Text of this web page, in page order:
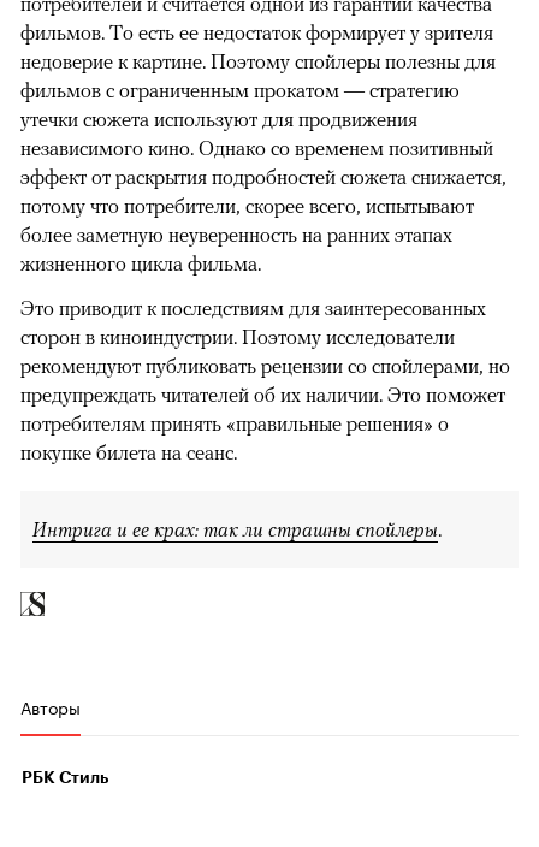
фильмов. То есть ее недостаток формирует у зрителя
недоверие к картине. Поэтому спойлеры полезны для
фильмов с ограниченным прокатом — стратегию
утечки сюжета используют для продвижения
независимого кино. Однако со временем позитивный
эффект от раскрытия подробностей сюжета снижается,
потому что потребители, скорее всего, испытывают
более заметную неуверенность на ранних этапах
жизненного цикла фильма.
Это приводит к последствиям для заинтересованных
сторон в киноиндустрии. Поэтому исследователи
рекомендуют публиковать рецензии со спойлерами, но
предупреждать читателей об их наличии. Это поможет
потребителям принять «правильные решения» о
покупке билета на сеанс.
Интрига и ее крах: так ли страшны спойлеры.
Авторы
РБК Стиль